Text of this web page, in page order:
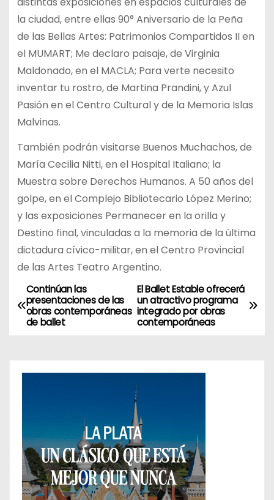
la ciudad, entre ellas 90° Aniversario de la Peña
de las Bellas Artes: Patrimonios Compartidos II en
el MUMART; Me declaro paisaje, de Virginia
Maldonado, en el MACLA; Para verte necesito
inventar tu rostro, de Martina Prandini, y Azul
Pasión en el Centro Cultural y de la Memoria Islas
Malvinas.
También podrán visitarse Buenos Muchachos, de
María Cecilia Nitti, en el Hospital Italiano; la
Muestra sobre Derechos Humanos. A 50 años del
golpe, en el Complejo Bibliotecario López Merino;
y las exposiciones Permanecer en la orilla y
Destino final, vinculadas a la memoria de la última
dictadura cívico-militar, en el Centro Provincial
de las Artes Teatro Argentino.
N
a
e
c
El Ballet Estable ofrecerá
un atractivo programa
integrado por obras
contemporáneas
Continúan las
presentaciones de las
obras contemporáneas
de ballet